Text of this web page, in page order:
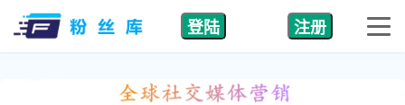
登陆 注册